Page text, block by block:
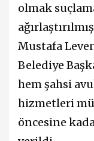
olmak
Mustafa
Belediye
hem şahsi
hizmetleri
öncesine